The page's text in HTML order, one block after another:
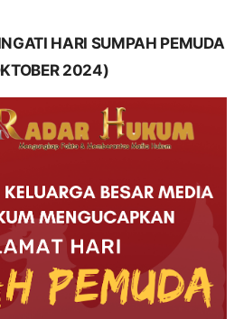
HARI SUMPAH PEMUDA
2024)